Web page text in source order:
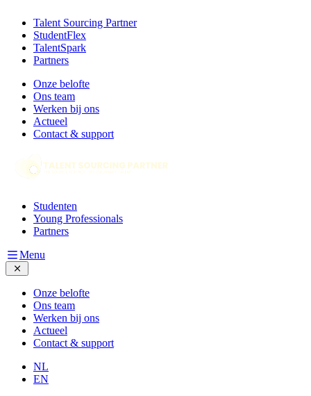
Talent Sourcing Partner
StudentFlex
TalentSpark
Partners
Onze belofte
Ons team
Werken bij ons
Actueel
Contact & support
Studenten
Young Professionals
Partners
Menu
Onze belofte
Ons team
Werken bij ons
Actueel
Contact & support
NL
EN